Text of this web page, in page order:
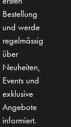
Bestellung
und werde
regelmässig
über
Neuheiten,
Events und
exklusive
Angebote
informiert.